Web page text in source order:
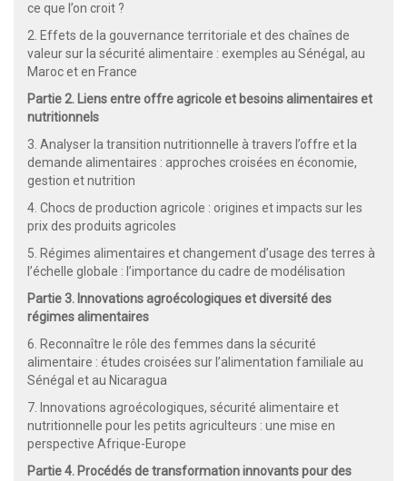
ce que l’on croit ?
2. Effets de la gouvernance territoriale et des chaînes de
valeur sur la sécurité alimentaire : exemples au Sénégal, au
Maroc et en France
Partie 2. Liens entre offre agricole et besoins alimentaires et
nutritionnels
3. Analyser la transition nutritionnelle à travers l’offre et la
demande alimentaires : approches croisées en économie,
gestion et nutrition
4. Chocs de production agricole : origines et impacts sur les
prix des produits agricoles
5. Régimes alimentaires et changement d’usage des terres à
l’échelle globale : l’importance du cadre de modélisation
Partie 3. Innovations agroécologiques et diversité des
régimes alimentaires
6. Reconnaître le rôle des femmes dans la sécurité
alimentaire : études croisées sur l’alimentation familiale au
Sénégal et au Nicaragua
7. Innovations agroécologiques, sécurité alimentaire et
nutritionnelle pour les petits agriculteurs : une mise en
perspective Afrique-Europe
Partie 4. Procédés de transformation innovants pour des